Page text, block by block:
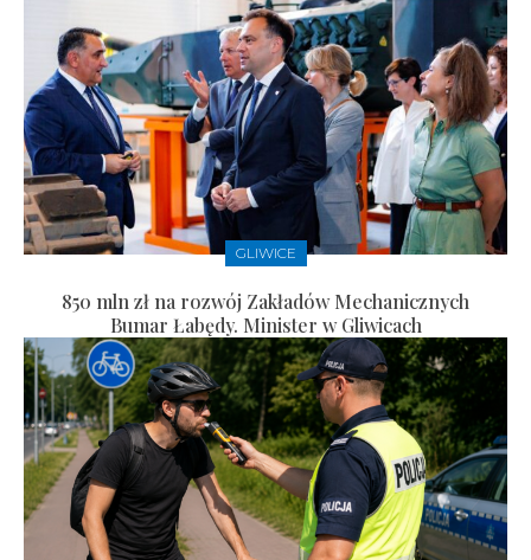
GLIWICE
850 mln zł na rozwój Zakładów Mechanicznych
Bumar Łabędy. Minister w Gliwicach